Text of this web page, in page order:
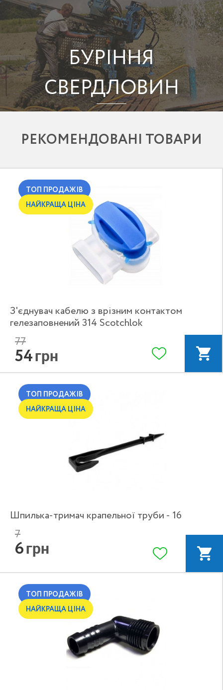
БУРІННЯ
СВЕРДЛОВИН
РЕКОМЕНДОВАНІ ТОВАРИ
ТОП ПРОДАЖІВ
НАЙКРАЩА ЦІНА
З'єднувач кабелю з врізним контактом
гелезаповнений 314 Scotchlok
77
54грн
ТОП ПРОДАЖІВ
НАЙКРАЩА ЦІНА
Шпилька-тримач крапельної труби - 16
7
6грн
ТОП ПРОДАЖІВ
НАЙКРАЩА ЦІНА